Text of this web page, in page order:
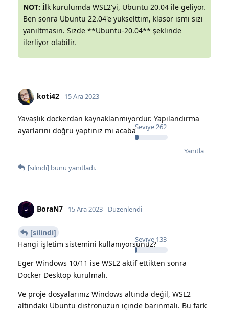
NOT: İlk kurulumda WSL2'yi, Ubuntu 20.04 ile geliyor.
Ben sonra Ubuntu 22.04'e yükselttim, klasör ismi sizi
yanıltmasın. Sizde **Ubuntu-20.04** şeklinde
ilerliyor olabilir.
koti42
Seviye262
15 Ara 2023
Yavaşlık dockerdan kaynaklanmıyordur. Yapılandırma
ayarlarını doğru yaptınız mı acaba
Yanıtla
[silindi] bunu yanıtladı.
BoraN7
Seviye 133
15 Ara 2023 Düzenlendi
[silindi]
Hangi işletim sistemini kullanıyorsunuz?
Eger Windows 10/11 ise WSL2 aktif ettikten sonra
Docker Desktop kurulmalı.
Ve proje dosyalarınız Windows altında değil, WSL2
altindaki Ubuntu distronuzun içinde barınmalı. Bu fark